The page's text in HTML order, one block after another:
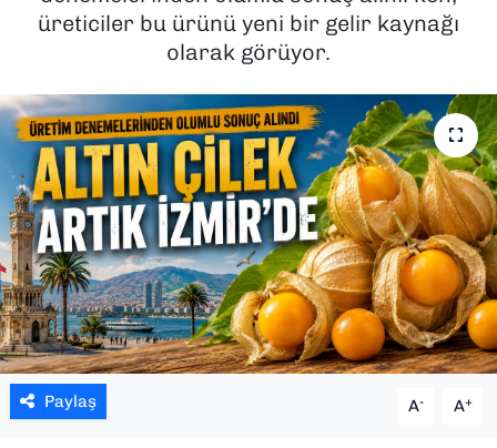
üreticiler bu ürünü yeni bir gelir kaynağı
olarak görüyor.
Paylaş A- A+
POLİTİKA
SPOR
TEKNOLOJİ
YAŞAM
YEREL YÖNETİMLER